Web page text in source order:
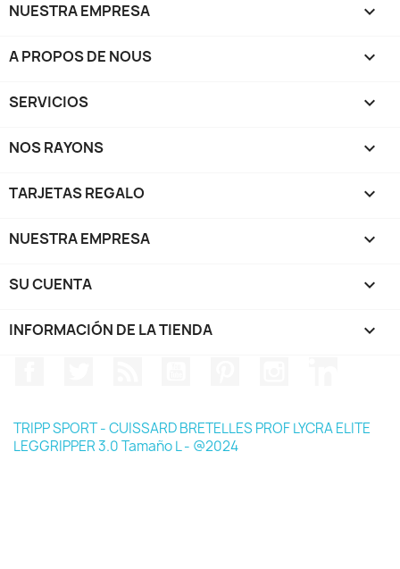
NUESTRA EMPRESA 
A PROPOS DE NOUS 
SERVICIOS 
NOS RAYONS 
TARJETAS REGALO 
NUESTRA EMPRESA 
SU CUENTA 
INFORMACIÓN DE LA TIENDA keyboard_arrow_down
TRIPP SPORT - CUISSARD BRETELLES PROF LYCRA ELITE
LEGGRIPPER 3.0 Tamaño L - @2024